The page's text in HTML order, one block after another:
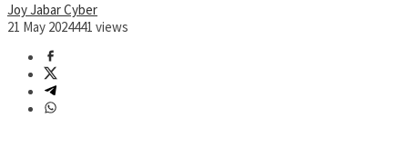
Joy Jabar Cyber
21 May 2024441 views